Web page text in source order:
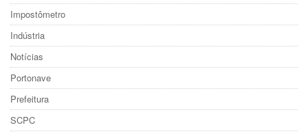
Impostômetro
Indústria
Notícias
Portonave
Prefeitura
SCPC